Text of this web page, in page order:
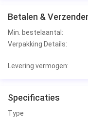
Betalen &
Min. bestelaantal:
Verpakking Details:
Levering vermogen:
Specificaties
Type